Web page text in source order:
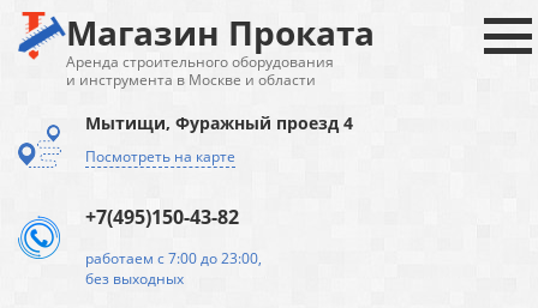
Магазин Проката
Аренда строительного оборудования
и инструмента в Москве и области
Мытищи, Фуражный проезд 4
Посмотреть на карте
+7(495)150-43-82
работаем с 7:00 до 23:00,
без выходных